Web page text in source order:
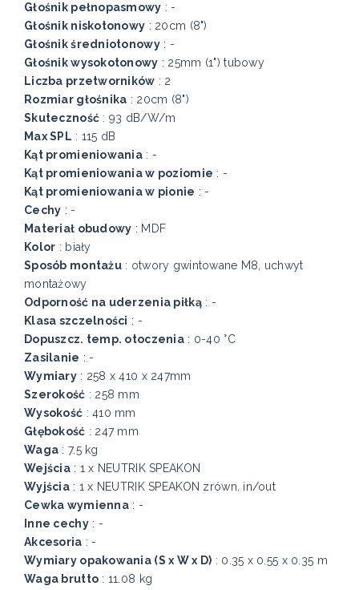
Głośnik pełnopasmowy : -
Głośnik niskotonowy : 20cm (8")
Głośnik średniotonowy: -
Głośnik wysokotonowy : 25mm (1") tubowy
Liczba przetworników : 2
Rozmiar głośnika : 20cm (8")
Skuteczność : 93 dB/W/m
Max SPL : 115 dB
Kąt promieniowania : -
Kąt promieniowania w poziomie : -
Kąt promieniowania w pionie : -
Cechy : -
Materiał obudowy : MDF
Kolor : biały
Sposób montażu: otwory gwintowane M8, uchwyt
montażowy
Odporność na uderzenia piłką: -
Klasa szczelności : -
Dopuszcz. temp. otoczenia : 0-40 °C
Zasilanie : -
Wymiary: 258 x 410 x 247mm
Szerokość : 258 mm
Wysokość : 410 mm
Głębokość : 247 mm
Waga : 7.5 kg
Wejścia: 1 x NEUTRIK SPEAKON
Wyjścia: 1 x NEUTRIK SPEAKON zrówn. in/out
Cewka wymienna: -
Inne cechy: -
Akcesoria : -
Wymiary opakowania (S x W x D) : 0.35 x 0.55 x 0.35 m
Waga brutto : 11.08 kg